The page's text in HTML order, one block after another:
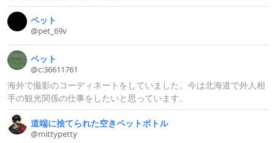
ペット
@pet_ 69v
ペット
@c:36611761
海外で撮影のコーディネートをしていました。今は北海道で外人相
手の観光関係の仕事をしたいと思っています。
道端に捨てられた空きペットボトル
@mittypetty